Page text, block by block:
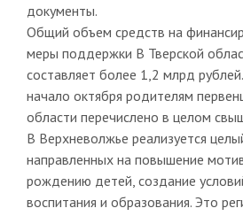
документы.
Общий объем средств на
меры поддержки В Тверской
составляет более 1,2 млрд
начало октября родителям
области перечислено в целом
В Верхневолжье реализуется
направленных на повышение
рождению детей, создание
воспитания и образования. Это